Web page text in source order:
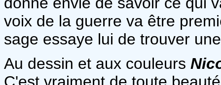
voix de la guerre va être
sage essaye lui de trouver
Au dessin et aux couleurs